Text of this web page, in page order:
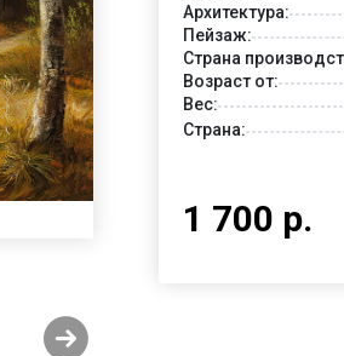
Архитектура:
Пейзаж:
Страна
Возраст от:
Вес:
Страна:
1 700 р.